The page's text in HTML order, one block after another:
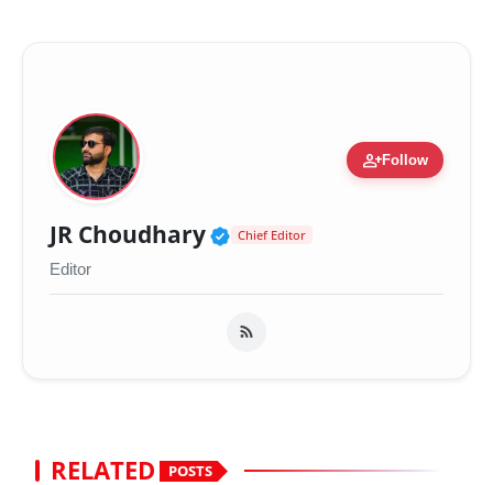
person_addFollow
JR Choudhary Verified Public Figure
Chief Editor
Editor
RELATED POSTS